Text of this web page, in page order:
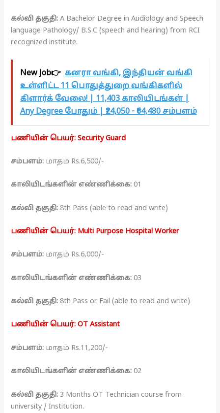
கல்வி தகுதி: A Bachelor Degree in Audiology and Speech
language Pathology/ B.S.C (speech and hearing) from RCI
recognized institute.
New Job👉 கனரா வங்கி, இந்தியன் வங்கி
உள்ளிட்ட 11 பொதுத்துறை வங்கிகளில்
கிளார்க் வேலை! | 11,403 காலியிடங்கள் |
Any Degree போதும் | ₹24,050 - ₹64,480 சம்பளம்
பணியின் பெயர்: Security Guard
சம்பளம்: மாதம் Rs.6,500/-
காலியிடங்களின் எண்ணிக்கை: 01
கல்வி தகுதி: 8th Pass (able to read and write)
பணியின் பெயர்: Multi Purpose Hospital Worker
சம்பளம்: மாதம் Rs.6,000/-
காலியிடங்களின் எண்ணிக்கை: 03
கல்வி தகுதி: 8th Pass or Fail (able to read and write)
பணியின் பெயர்: OT Assistant
சம்பளம்: மாதம் Rs.11,200/-
காலியிடங்களின் எண்ணிக்கை: 02
கல்வி தகுதி: 3 Months OT Technician course from
university / Institution.